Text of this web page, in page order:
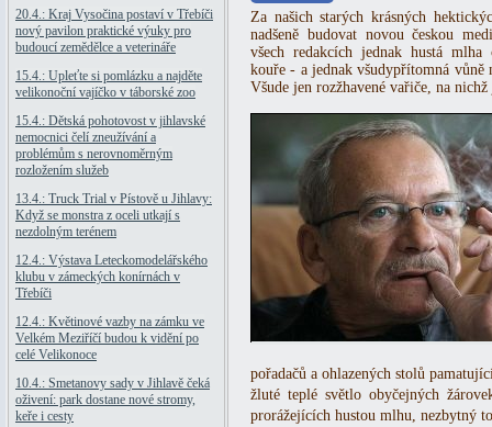
20.4.: Kraj Vysočina postaví v Třebíči
nový pavilon praktické výuky pro
budoucí zemědělce a veterináře
15.4.: Upleťte si pomlázku a najděte
velikonoční vajíčko v táborské zoo
15.4.: Dětská pohotovost v jihlavské
nemocnici čelí zneužívání a
problémům s nerovnoměrným
rozložením služeb
13.4.: Truck Trial v Pístově u Jihlavy:
Když se monstra z oceli utkají s
nezdolným terénem
12.4.: Výstava Leteckomodelářského
klubu v zámeckých konírnách v
Třebíči
12.4.: Květinové vazby na zámku ve
Velkém Meziříčí budou k vidění po
celé Velikonoce
10.4.: Smetanovy sady v Jihlavě čeká
oživení: park dostane nové stromy,
keře i cesty
Za našich starých krásných
nadšeně budovat novou českou
všech redakcích jednak hustá mlha
kouře - a jednak všudypřítomná
Všude jen rozžhavené vařiče, na
pořadačů a ohlazených stolů
žluté teplé světlo obyčejných
prorážejících hustou mlhu, nezbytný